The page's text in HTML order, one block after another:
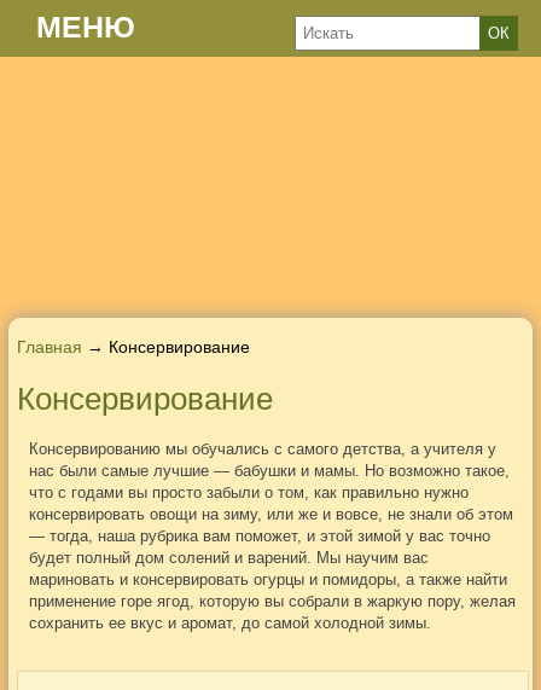
МЕНЮ
Главная → Консервирование
Консервирование
Консервированию мы обучались с самого детства, а учителя у
нас были самые лучшие — бабушки и мамы. Но возможно такое,
что с годами вы просто забыли о том, как правильно нужно
консервировать овощи на зиму, или же и вовсе, не знали об этом
— тогда, наша рубрика вам поможет, и этой зимой у вас точно
будет полный дом солений и варений. Мы научим вас
мариновать и консервировать огурцы и помидоры, а также найти
применение горе ягод, которую вы собрали в жаркую пору, желая
сохранить ее вкус и аромат, до самой холодной зимы.